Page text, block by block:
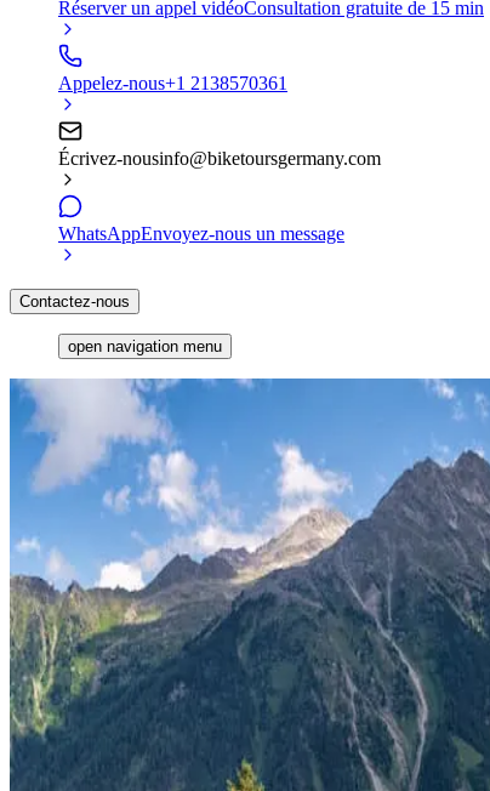
Réserver un appel vidéoConsultation gratuite de 15 min
Appelez-nous+1 2138570361
Écrivez-nousinfo@biketoursgermany.com
WhatsAppEnvoyez-nous un message
Contactez-nous
open navigation menu